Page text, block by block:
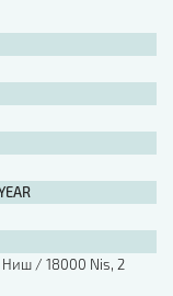
Ниш / 18000 Nis, 2